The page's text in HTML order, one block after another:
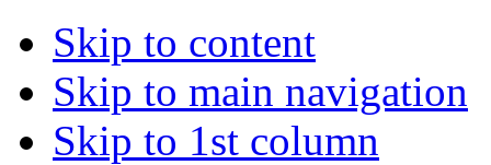
Skip to content
Skip to main navigation
Skip to 1st column